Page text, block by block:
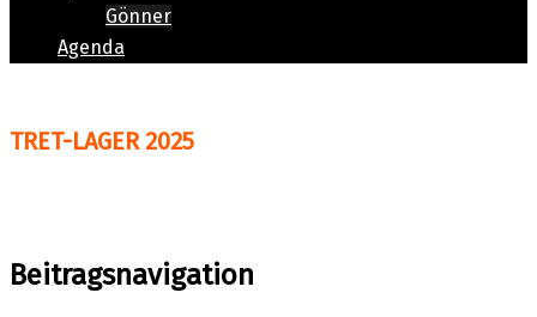
Gönner
Agenda
TRET-LAGER 2025
Beitragsnavigation